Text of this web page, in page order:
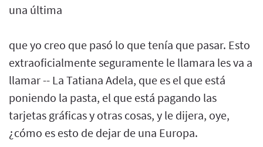
una última
que yo creo que pasó lo que tenía que pasar. Esto
extraoficialmente seguramente le llamara les va a
llamar -- La Tatiana Adela, que es el que está
poniendo la pasta, el que está pagando las
tarjetas gráficas y otras cosas, y le dijera, oye,
¿cómo es esto de dejar de una Europa.